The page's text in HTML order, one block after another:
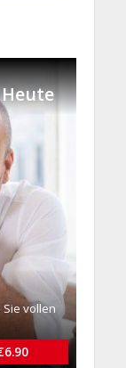
Sie vollen